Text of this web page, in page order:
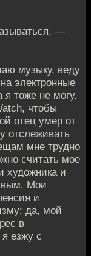
—
музыку, веду
электронные
тоже не могу.
чтобы
отец умер от
отслеживать
мне трудно
считать мое
художника и
Мои
и
да, мой
в
езжу с